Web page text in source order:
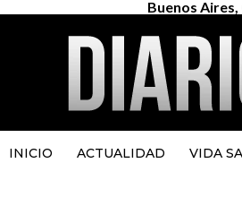
Buenos
INICIO ACTUALIDAD VIDA